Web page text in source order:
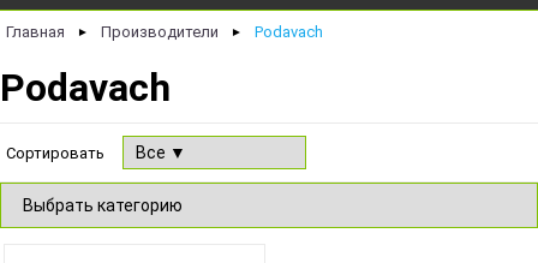
Главная ► Производители ► Podavach
Podavach
Сортировать